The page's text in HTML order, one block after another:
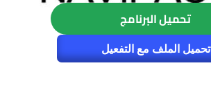
تحميل البرنامج
تحميل الملف مع التفعيل